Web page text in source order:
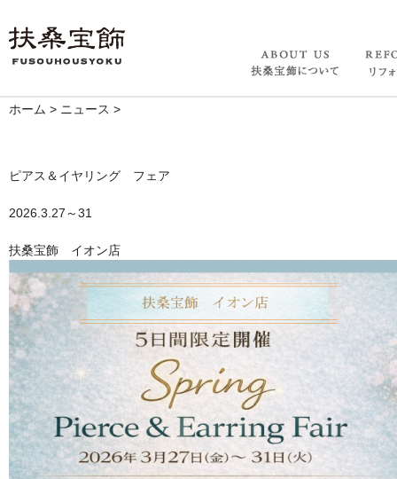
ホーム > ニュース >
ピアス＆イヤリング フェア
2026.3.27～31
扶桑宝飾 イオン店